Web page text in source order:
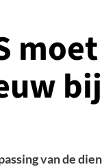
van de